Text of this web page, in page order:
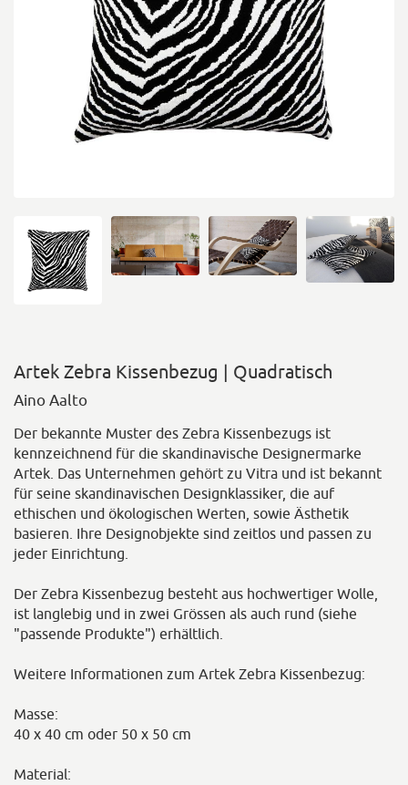
Artek Zebra Kissenbezug | Quadratisch
Aino Aalto
Der bekannte Muster des Zebra Kissenbezugs ist
kennzeichnend für die skandinavische Designermarke
Artek. Das Unternehmen gehört zu Vitra und ist bekannt
für seine skandinavischen Designklassiker, die auf
ethischen und ökologischen Werten, sowie Ästhetik
basieren. Ihre Designobjekte sind zeitlos und passen zu
jeder Einrichtung.
Der Zebra Kissenbezug besteht aus hochwertiger Wolle,
ist langlebig und in zwei Grössen als auch rund (siehe
"passende Produkte") erhältlich.
Weitere Informationen zum Artek Zebra Kissenbezug:
Masse:
40 x 40 cm oder 50 x 50 cm
Material: